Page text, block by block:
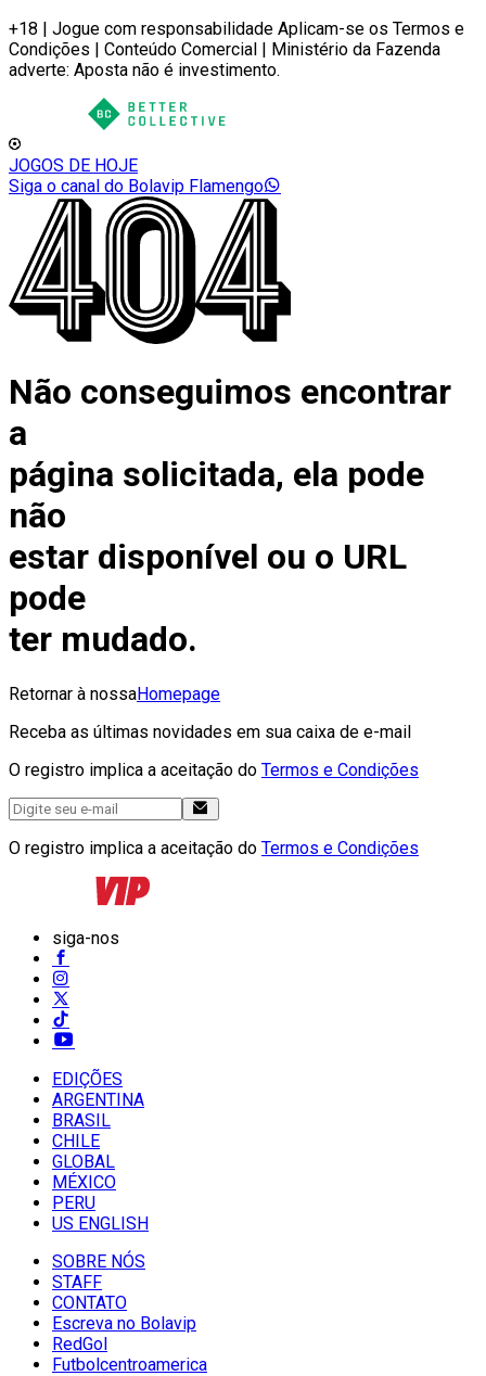
+18 | Jogue com responsabilidade Aplicam-se os Termos e
Condições | Conteúdo Comercial | Ministério da Fazenda
adverte: Aposta não é investimento.
JOGOS DE HOJE
Siga o canal do Bolavip Flamengo
Não conseguimos encontrar
a
página solicitada, ela pode
não
estar disponível ou o URL
pode
ter mudado.
Retornar à nossaHomepage
Receba as últimas novidades em sua caixa de e-mail
O registro implica a aceitação do Termos e Condições
O registro implica a aceitação do Termos e Condições
siga-nos
EDIÇÕES
ARGENTINA
BRASIL
CHILE
GLOBAL
MÉXICO
PERU
US ENGLISH
SOBRE NÓS
STAFF
CONTATO
Escreva no Bolavip
RedGol
Futbolcentroamerica